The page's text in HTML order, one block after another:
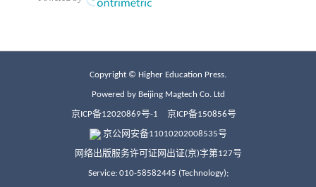
Copyright © Higher Education Press.
Powered by Beijing Magtech Co. Ltd
京ICP备12020869号-1 京ICP备150856号
京公网安备11010202008535号
网络出版服务许可证网出证(京)字第127号
Service: 010-58582445 (Technology);